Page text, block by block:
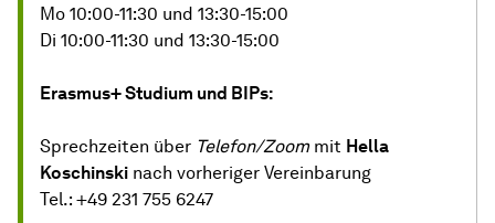
Mo 10:00-11:30 und 13:30-15:00
Di 10:00-11:30 und 13:30-15:00
Erasmus+ Studium und BIPs:
Sprechzeiten über Telefon/Zoommit Hella
Koschinski nach vorheriger Vereinbarung
Tel.: +49 231 755 6247